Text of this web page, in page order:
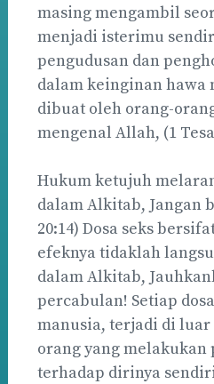
masing mengambil
menjadi isterimu
pengudusan dan
dalam keinginan hawa
dibuat oleh orang-
mengenal Allah, (1
Hukum ketujuh
dalam Alkitab, Jangan
20:14) Dosa seks
efeknya tidaklah
dalam Alkitab,
percabulan! Setiap
manusia, terjadi di
orang yang melakukan
terhadap dirinya